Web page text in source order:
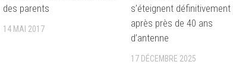
des parents
14 MAI 2017
s’éteignent définitivement
après près de 40 ans
d’antenne
17 DÉCEMBRE 2025